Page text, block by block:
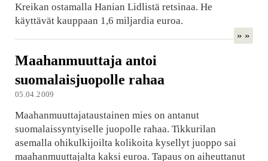
Kreikan ostamalla Hanian Lidlistä retsinaa. He
käyttävät kauppaan 1,6 miljardia euroa.
» »
Maahanmuuttaja antoi
suomalaisjuopolle rahaa
05.04.2009
Maahanmuuttajataustainen mies on antanut
suomalaissyntyiselle juopolle rahaa. Tikkurilan
asemalla ohikulkijoilta kolikoita kysellyt juoppo sai
maahanmuuttajalta kaksi euroa. Tapaus on aiheuttanut